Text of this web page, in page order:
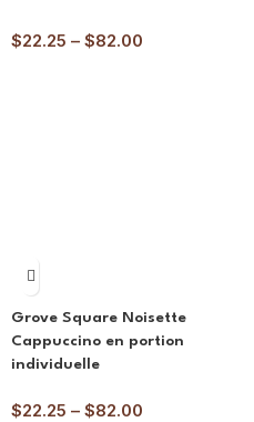
$22.25 – $82.00
Grove Square Noisette
Cappuccino en portion
individuelle
$22.25 – $82.00